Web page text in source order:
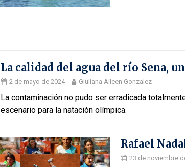
La calidad del agua del río Sena,
2 de mayo de 2024 Giuliana Aileen Gonzalez
La contaminación no pudo ser erradicada
escenario para la natación olímpica.
Rafael
23 de noviembre